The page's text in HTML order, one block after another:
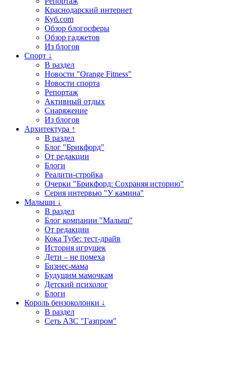
Краснодарский интернет
Куб.com
Обзор блогосферы
Обзор гаджетов
Из блогов
Спорт ↓
В раздел
Новости "Orange Fitness"
Новости спорта
Репортаж
Активный отдых
Снаряжение
Из блогов
Архитектура ↑
В раздел
Блог "Брикфорд"
От редакции
Блоги
Реалити-стройка
Очерки "Брикфорд: Сохраняя историю"
Серия интервью "У камина"
Малыши ↓
В раздел
Блог компании "Малыш"
От редакции
Кока Тубе: тест-драйв
История игрушек
Дети – не помеха
Бизнес-мама
Будущим мамочкам
Детский психолог
Блоги
Король бензоколонки ↓
В раздел
Сеть АЗС "Газпром"